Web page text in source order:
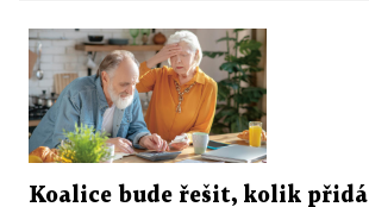
Koalice bude řešit, kolik přidá